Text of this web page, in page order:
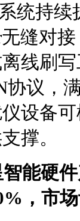
统持
缝对
线刷
协议，
设备
撑。
能硬
，市